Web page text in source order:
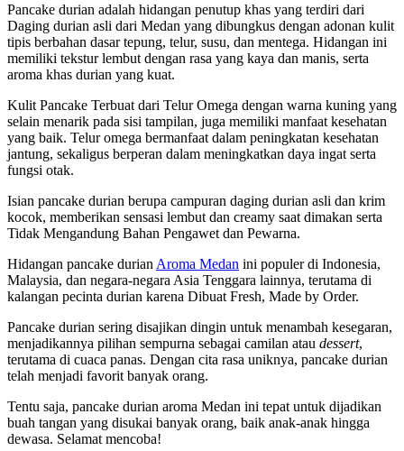
Pancake durian adalah hidangan penutup khas yang terdiri dari
Daging durian asli dari Medan yang dibungkus dengan adonan kulit
tipis berbahan dasar tepung, telur, susu, dan mentega. Hidangan ini
memiliki tekstur lembut dengan rasa yang kaya dan manis, serta
aroma khas durian yang kuat.
Kulit Pancake Terbuat dari Telur Omega dengan warna kuning yang
selain menarik pada sisi tampilan, juga memiliki manfaat kesehatan
yang baik. Telur omega bermanfaat dalam peningkatan kesehatan
jantung, sekaligus berperan dalam meningkatkan daya ingat serta
fungsi otak.
Isian pancake durian berupa campuran daging durian asli dan krim
kocok, memberikan sensasi lembut dan creamy saat dimakan serta
Tidak Mengandung Bahan Pengawet dan Pewarna.
Hidangan pancake durian Aroma Medan ini populer di Indonesia,
Malaysia, dan negara-negara Asia Tenggara lainnya, terutama di
kalangan pecinta durian karena Dibuat Fresh, Made by Order.
Pancake durian sering disajikan dingin untuk menambah kesegaran,
menjadikannya pilihan sempurna sebagai camilan atau dessert,
terutama di cuaca panas. Dengan cita rasa uniknya, pancake durian
telah menjadi favorit banyak orang.
Tentu saja, pancake durian aroma Medan ini tepat untuk dijadikan
buah tangan yang disukai banyak orang, baik anak-anak hingga
dewasa. Selamat mencoba!